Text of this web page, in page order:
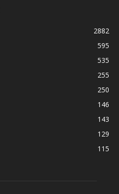
2882
595
535
255
250
146
143
129
115